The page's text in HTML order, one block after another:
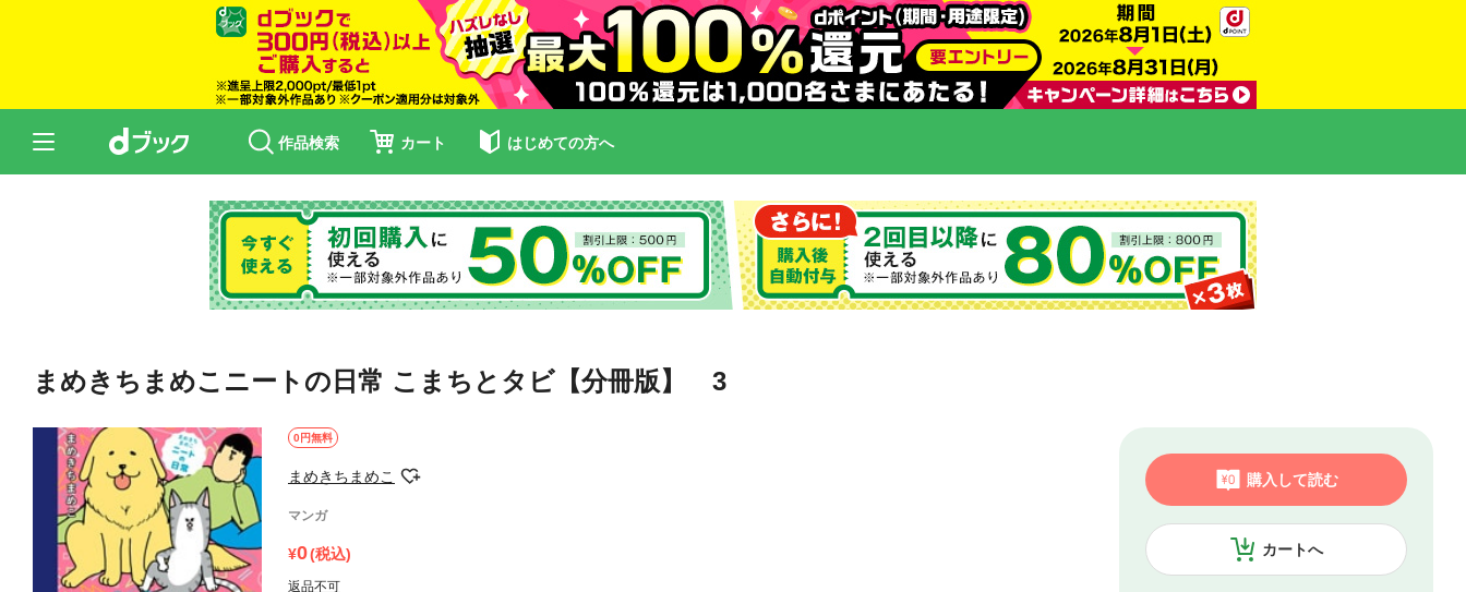
作品検索 カート はじめての方へ
まめきちまめこニートの日常 こまちとタビ【分冊版】 3
0円無料
まめきちまめこ
マンガ
0(税込)
返品不可
カートへ
購入して読む